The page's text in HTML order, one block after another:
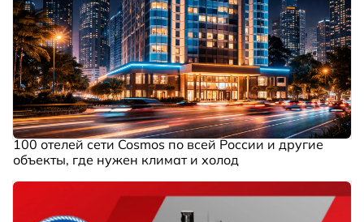
100 отелей сети Cosmos по всей России и другие
объекты, где нужен климат и холод